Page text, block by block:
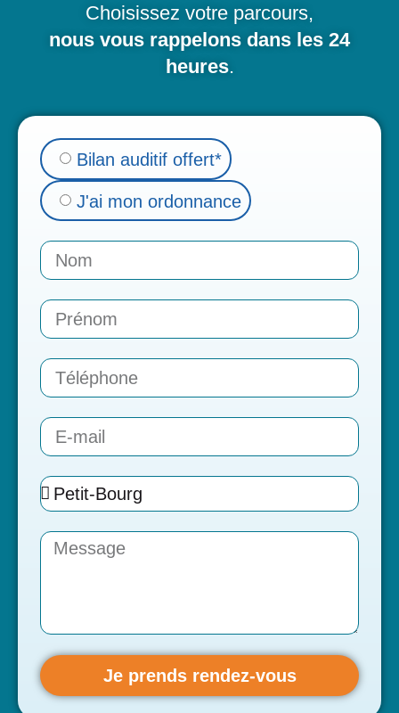
Choisissez votre parcours,
nous vous rappelons dans les 24
heures.
Bilan auditif offert*
J'ai mon ordonnance
Je prends rendez-vous